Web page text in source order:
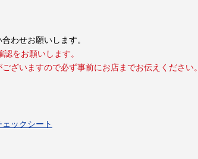
わせお願いします。
をお願いします。
ざいますので必ず事前にお店までお伝えください。
ックシート